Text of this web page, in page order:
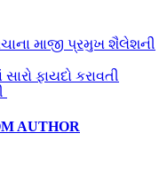
માજી પ્રમુખ શૈલેશની
ફાયદો કરાવતી
AUTHOR